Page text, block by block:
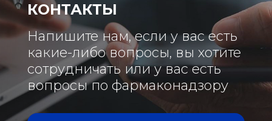
ТАДЖИКИСТАН
МОНГОЛИЯ
КОНТАКТЫ
Напишите нам, если у вас есть
какие-либо вопросы, вы хотите
сотрудничать или у вас есть
вопросы по фармаконадзору
ЕВРОПА
ГРЕЦИЯ
ПОРТУГАЛИЯ
РОССИЯ